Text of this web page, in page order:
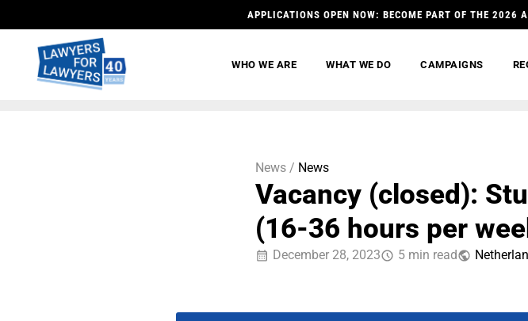
APPLICATIONS OPEN NOW: BECOME PART OF THE 2026
WHO WE ARE WHAT WE DO CAMPAIGNS
News / News
Vacancy (closed):
(16-36 hours per
December 28, 2023 5 min read